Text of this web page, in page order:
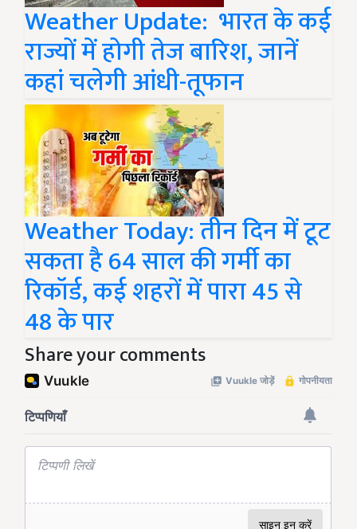
Weather Update: भारत के कई
राज्यों में होगी तेज बारिश, जानें
कहां चलेगी आंधी-तूफान
Weather Today: तीन दिन में टूट
सकता है 64 साल की गर्मी का
रिकॉर्ड, कई शहरों में पारा 45 से
48 के पार
Share your comments